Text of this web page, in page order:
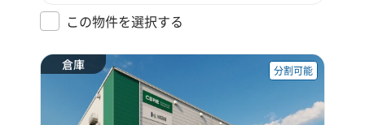
この物件を選択する
倉庫 分割可能